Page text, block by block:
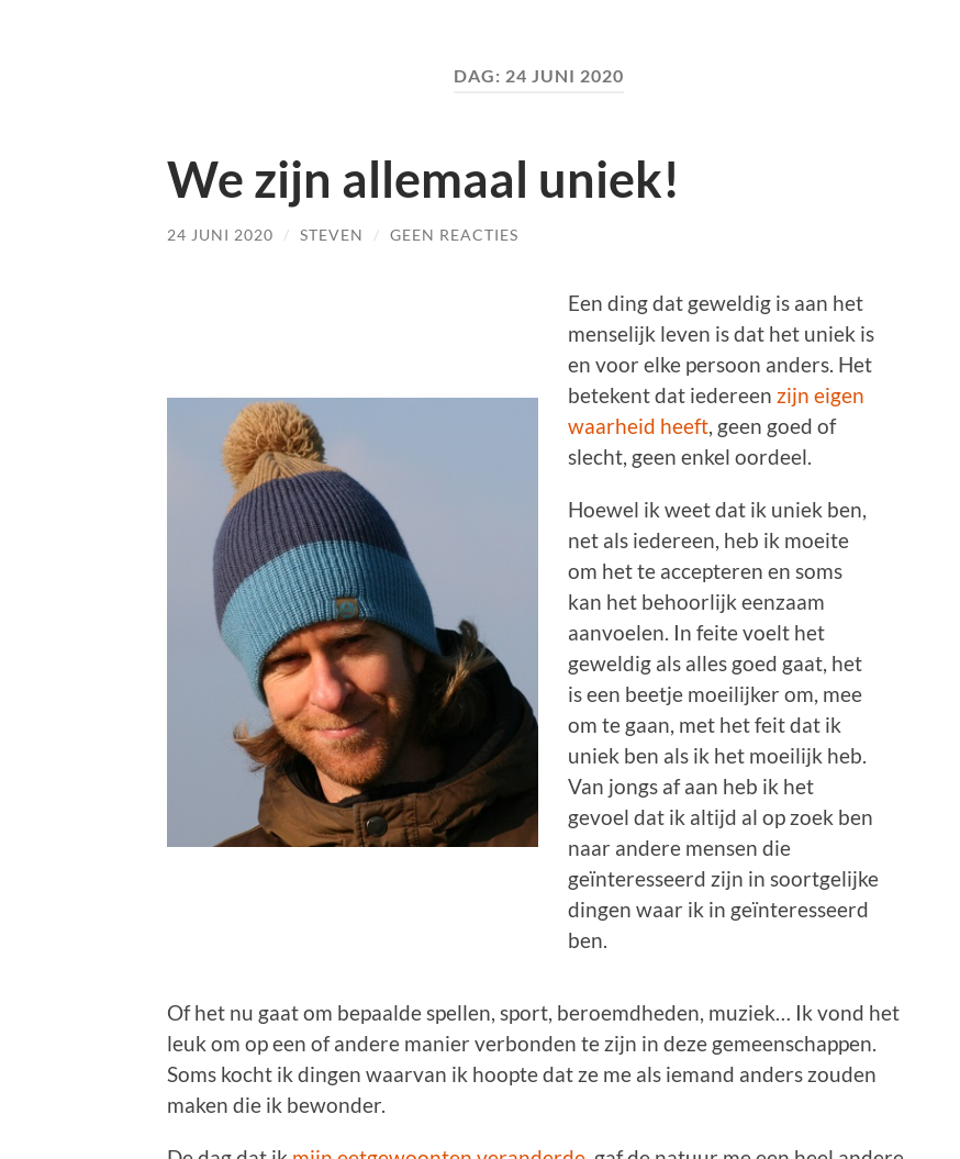
DAG: 24 JUNI 2020
We zijn allemaal uniek!
24 JUNI 2020 / STEVEN / GEEN REACTIES
Een ding dat geweldig is aan het
menselijk leven is dat het uniek is
en voor elke persoon anders. Het
betekent dat iedereen zijn eigen
waarheid heeft, geen goed of
slecht, geen enkel oordeel.
Hoewel ik weet dat ik uniek ben,
net als iedereen, heb ik moeite
om het te accepteren en soms
kan het behoorlijk eenzaam
aanvoelen. In feite voelt het
geweldig als alles goed gaat, het
is een beetje moeilijker om, mee
om te gaan, met het feit dat ik
uniek ben als ik het moeilijk heb.
Van jongs af aan heb ik het
gevoel dat ik altijd al op zoek ben
naar andere mensen die
geïnteresseerd zijn in soortgelijke
dingen waar ik in geïnteresseerd
ben.
Of het nu gaat om bepaalde spellen, sport, beroemdheden, muziek… Ik vond het
leuk om op een of andere manier verbonden te zijn in deze gemeenschappen.
Soms kocht ik dingen waarvan ik hoopte dat ze me als iemand anders zouden
maken die ik bewonder.